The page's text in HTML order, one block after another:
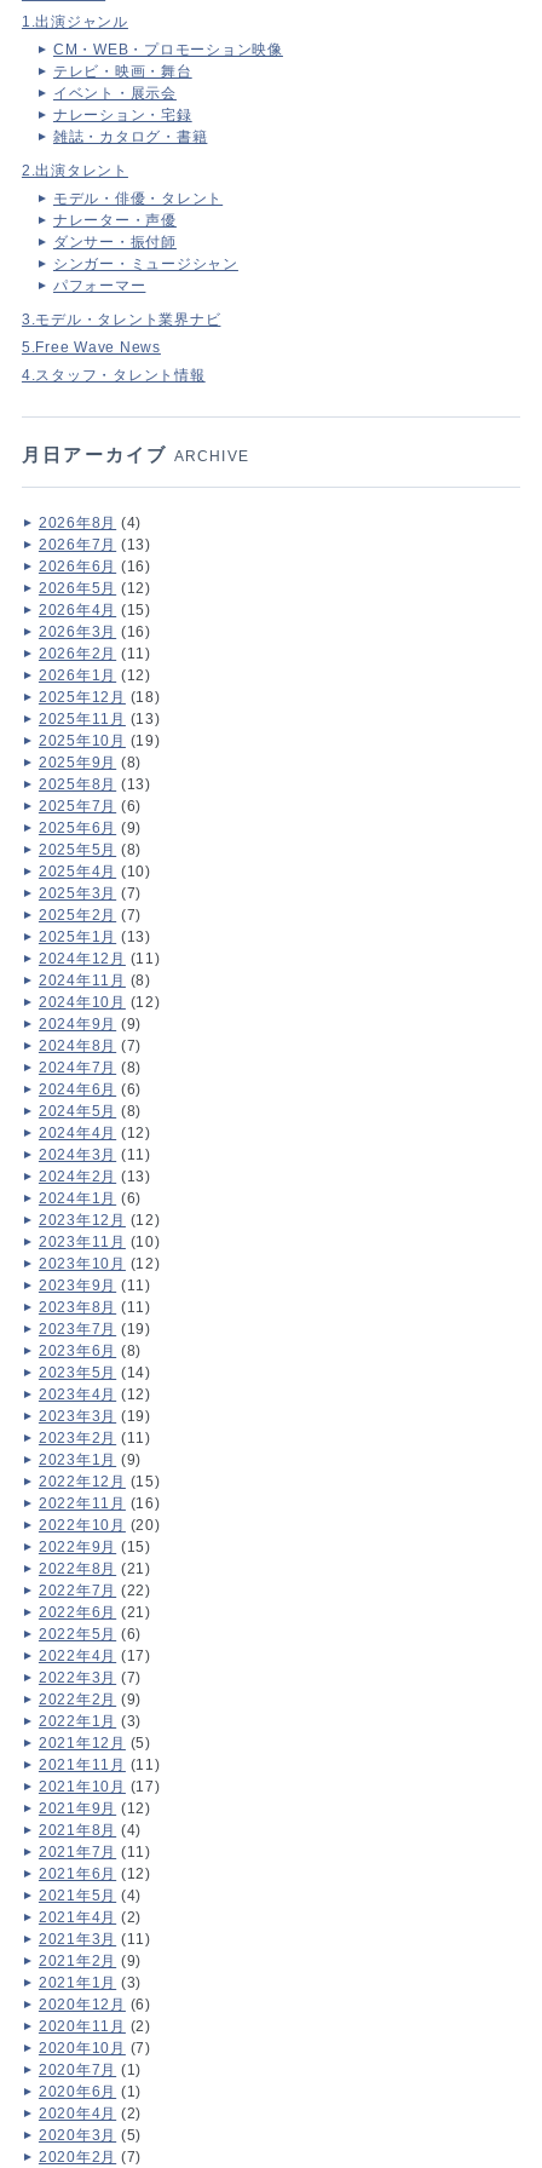
1.出演ジャンル
CM・WEB・プロモーション映像
テレビ・映画・舞台
イベント・展示会
ナレーション・宅録
雑誌・カタログ・書籍
2.出演タレント
モデル・俳優・タレント
ナレーター・声優
ダンサー・振付師
シンガー・ミュージシャン
パフォーマー
3.モデル・タレント業界ナビ
5.Free Wave News
4.スタッフ・タレント情報
月日アーカイブ ARCHIVE
2026年8月 (4)
2026年7月 (13)
2026年6月 (16)
2026年5月 (12)
2026年4月 (15)
2026年3月 (16)
2026年2月 (11)
2026年1月 (12)
2025年12月 (18)
2025年11月 (13)
2025年10月 (19)
2025年9月 (8)
2025年8月 (13)
2025年7月 (6)
2025年6月 (9)
2025年5月 (8)
2025年4月 (10)
2025年3月 (7)
2025年2月 (7)
2025年1月 (13)
2024年12月 (11)
2024年11月 (8)
2024年10月 (12)
2024年9月 (9)
2024年8月 (7)
2024年7月 (8)
2024年6月 (6)
2024年5月 (8)
2024年4月 (12)
2024年3月 (11)
2024年2月 (13)
2024年1月 (6)
2023年12月 (12)
2023年11月 (10)
2023年10月 (12)
2023年9月 (11)
2023年8月 (11)
2023年7月 (19)
2023年6月 (8)
2023年5月 (14)
2023年4月 (12)
2023年3月 (19)
2023年2月 (11)
2023年1月 (9)
2022年12月 (15)
2022年11月 (16)
2022年10月 (20)
2022年9月 (15)
2022年8月 (21)
2022年7月 (22)
2022年6月 (21)
2022年5月 (6)
2022年4月 (17)
2022年3月 (7)
2022年2月 (9)
2022年1月 (3)
2021年12月 (5)
2021年11月 (11)
2021年10月 (17)
2021年9月 (12)
2021年8月 (4)
2021年7月 (11)
2021年6月 (12)
2021年5月 (4)
2021年4月 (2)
2021年3月 (11)
2021年2月 (9)
2021年1月 (3)
2020年12月 (6)
2020年11月 (2)
2020年10月 (7)
2020年7月 (1)
2020年6月 (1)
2020年4月 (2)
2020年3月 (5)
2020年2月 (7)